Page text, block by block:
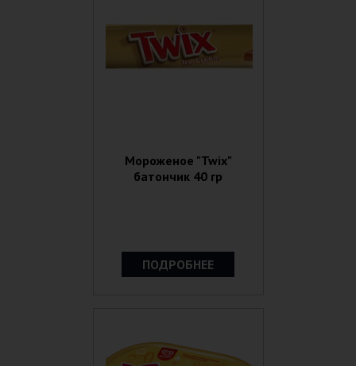
Мороженое "Twix"
батончик 40 гр
ПОДРОБНЕЕ